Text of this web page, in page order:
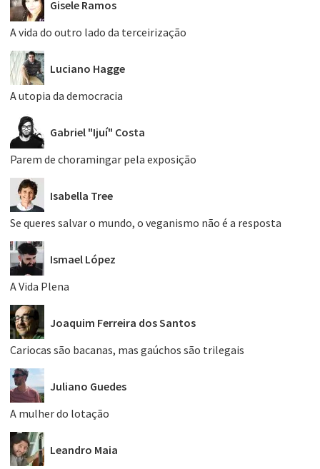
Gisele Ramos
A vida do outro lado da terceirização
Luciano Hagge
A utopia da democracia
Gabriel "Ijuí" Costa
Parem de choramingar pela exposição
Isabella Tree
Se queres salvar o mundo, o veganismo não é a resposta
Ismael López
A Vida Plena
Joaquim Ferreira dos Santos
Cariocas são bacanas, mas gaúchos são trilegais
Juliano Guedes
A mulher do lotação
Leandro Maia